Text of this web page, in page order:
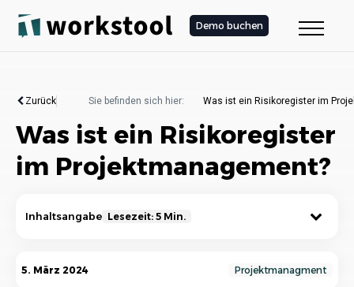
Demo buchen
Zurück Sie befinden sich hier: Was ist ein Risikoregister im
Was ist ein Risikoregister
im Projektmanagement?
Inhaltsangabe Lesezeit: 5 Min.
Was ist ein Risikoregister im
Projektmanagement?
5. März 2024 Projektmanagment